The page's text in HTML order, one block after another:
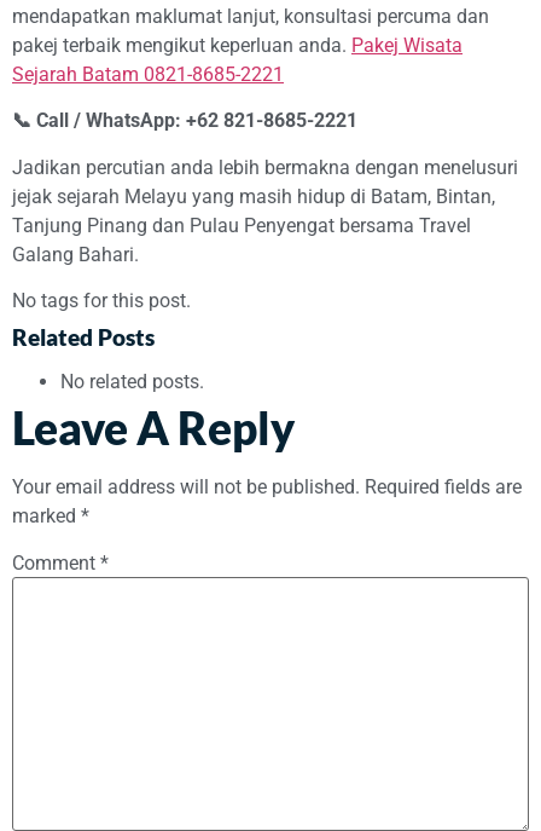
mendapatkan maklumat lanjut, konsultasi percuma dan
pakej terbaik mengikut keperluan anda. Pakej Wisata
Sejarah Batam 0821-8685-2221
📞 Call / WhatsApp: +62 821-8685-2221
Jadikan percutian anda lebih bermakna dengan menelusuri
jejak sejarah Melayu yang masih hidup di Batam, Bintan,
Tanjung Pinang dan Pulau Penyengat bersama Travel
Galang Bahari.
No tags for this post.
Related Posts
No related posts.
Leave A Reply
Your email address will not be published. Required fields are
marked *
Comment *